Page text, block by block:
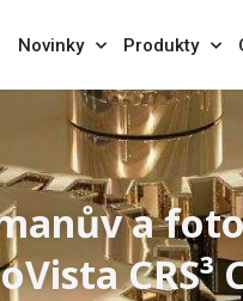
Novinky Produkty
a
CRS³